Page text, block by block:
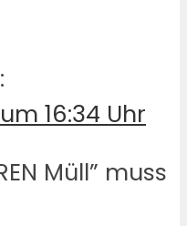
16:34 Uhr
Müll” muss